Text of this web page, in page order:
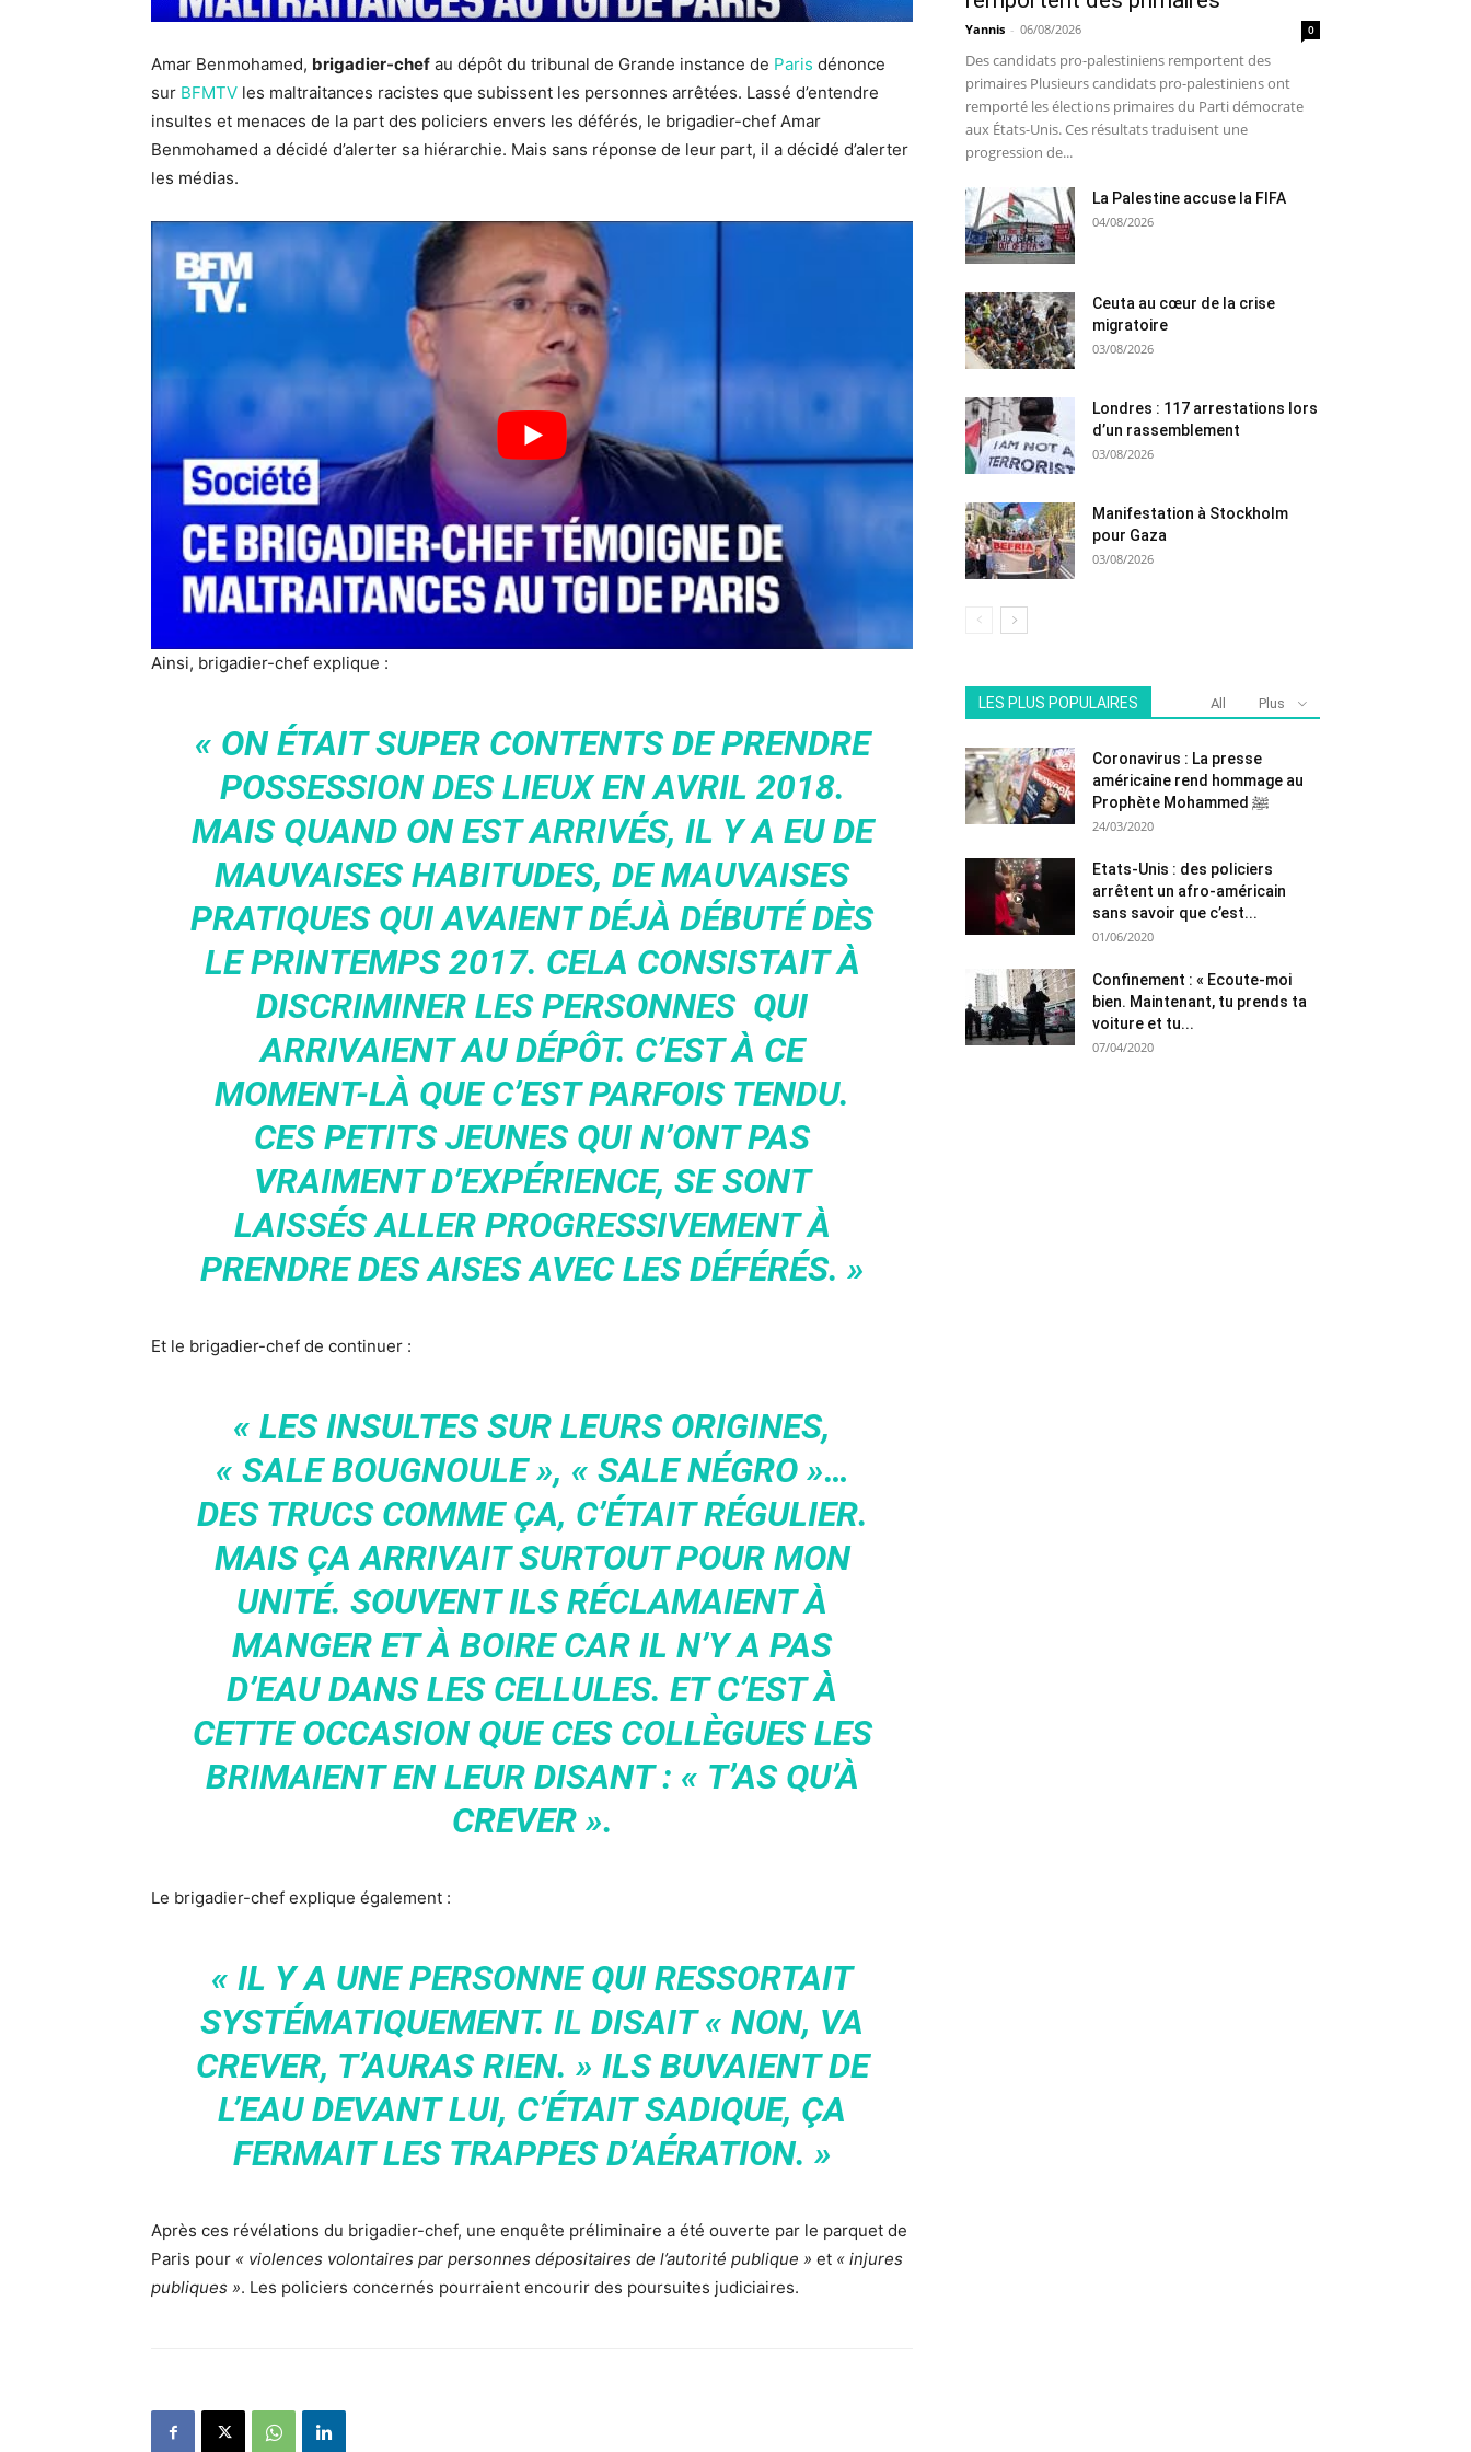
Amar Benmohamed, brigadier-chef au dépôt du tribunal de Grande instance de Paris dénonce
sur BFMTV les maltraitances racistes que subissent les personnes arrêtées. Lassé d’entendre
insultes et menaces de la part des policiers envers les déférés, le brigadier-chef Amar
Benmohamed a décidé d’alerter sa hiérarchie. Mais sans réponse de leur part, il a décidé d’alerter
les médias.
Ainsi, brigadier-chef explique :
« ON ÉTAIT SUPER CONTENTS DE PRENDRE
POSSESSION DES LIEUX EN AVRIL 2018.
MAIS QUAND ON EST ARRIVÉS, IL Y A EU DE
MAUVAISES HABITUDES, DE MAUVAISES
PRATIQUES QUI AVAIENT DÉJÀ DÉBUTÉ DÈS
LE PRINTEMPS 2017. CELA CONSISTAIT À
DISCRIMINER LES PERSONNES QUI
ARRIVAIENT AU DÉPÔT. C’EST À CE
MOMENT-LÀ QUE C’EST PARFOIS TENDU.
CES PETITS JEUNES QUI N’ONT PAS
VRAIMENT D’EXPÉRIENCE, SE SONT
LAISSÉS ALLER PROGRESSIVEMENT À
PRENDRE DES AISES AVEC LES DÉFÉRÉS. »
Et le brigadier-chef de continuer :
« LES INSULTES SUR LEURS ORIGINES,
« SALE BOUGNOULE », « SALE NÉGRO »…
DES TRUCS COMME ÇA, C’ÉTAIT RÉGULIER.
MAIS ÇA ARRIVAIT SURTOUT POUR MON
UNITÉ. SOUVENT ILS RÉCLAMAIENT À
MANGER ET À BOIRE CAR IL N’Y A PAS
D’EAU DANS LES CELLULES. ET C’EST À
CETTE OCCASION QUE CES COLLÈGUES LES
BRIMAIENT EN LEUR DISANT : « T’AS QU’À
CREVER ».
Le brigadier-chef explique également :
« IL Y A UNE PERSONNE QUI RESSORTAIT
SYSTÉMATIQUEMENT. IL DISAIT « NON, VA
CREVER, T’AURAS RIEN. » ILS BUVAIENT DE
L’EAU DEVANT LUI, C’ÉTAIT SADIQUE, ÇA
FERMAIT LES TRAPPES D’AÉRATION. »
Après ces révélations du brigadier-chef, une enquête préliminaire a été ouverte par le parquet de
Paris pour « violences volontaires par personnes dépositaires de l’autorité publique » et « injures
publiques ». Les policiers concernés pourraient encourir des poursuites judiciaires.
Yannis - 06/08/2026 0
Des candidats pro-palestiniens remportent des
primaires Plusieurs candidats pro-palestiniens ont
remporté les élections primaires du Parti démocrate
aux États-Unis. Ces résultats traduisent une
progression de...
La Palestine accuse la FIFA
04/08/2026
Ceuta au cœur de la crise
migratoire
03/08/2026
Londres : 117 arrestations lors
d’un rassemblement
03/08/2026
Manifestation à Stockholm
pour Gaza
03/08/2026
LES PLUS POPULAIRES All Plus
Coronavirus : La presse
américaine rend hommage au
Prophète Mohammed ﷺ
24/03/2020
Etats-Unis : des policiers
arrêtent un afro-américain
sans savoir que c’est...
01/06/2020
Confinement : « Ecoute-moi
bien. Maintenant, tu prends ta
voiture et tu...
07/04/2020